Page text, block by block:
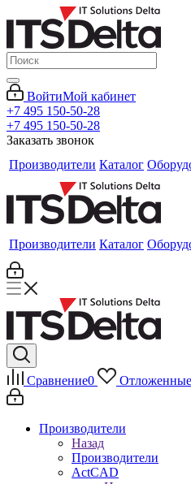
ВойтиМой кабинет
+7 495 150-50-28
+7 495 150-50-28
Заказать звонок
Производители Каталог
Производители Каталог
Сравнение0 Отложенные
Производители
Назад
Производители
ActCAD